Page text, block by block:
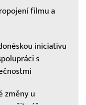
filmu a
iniciativu
s
změny u